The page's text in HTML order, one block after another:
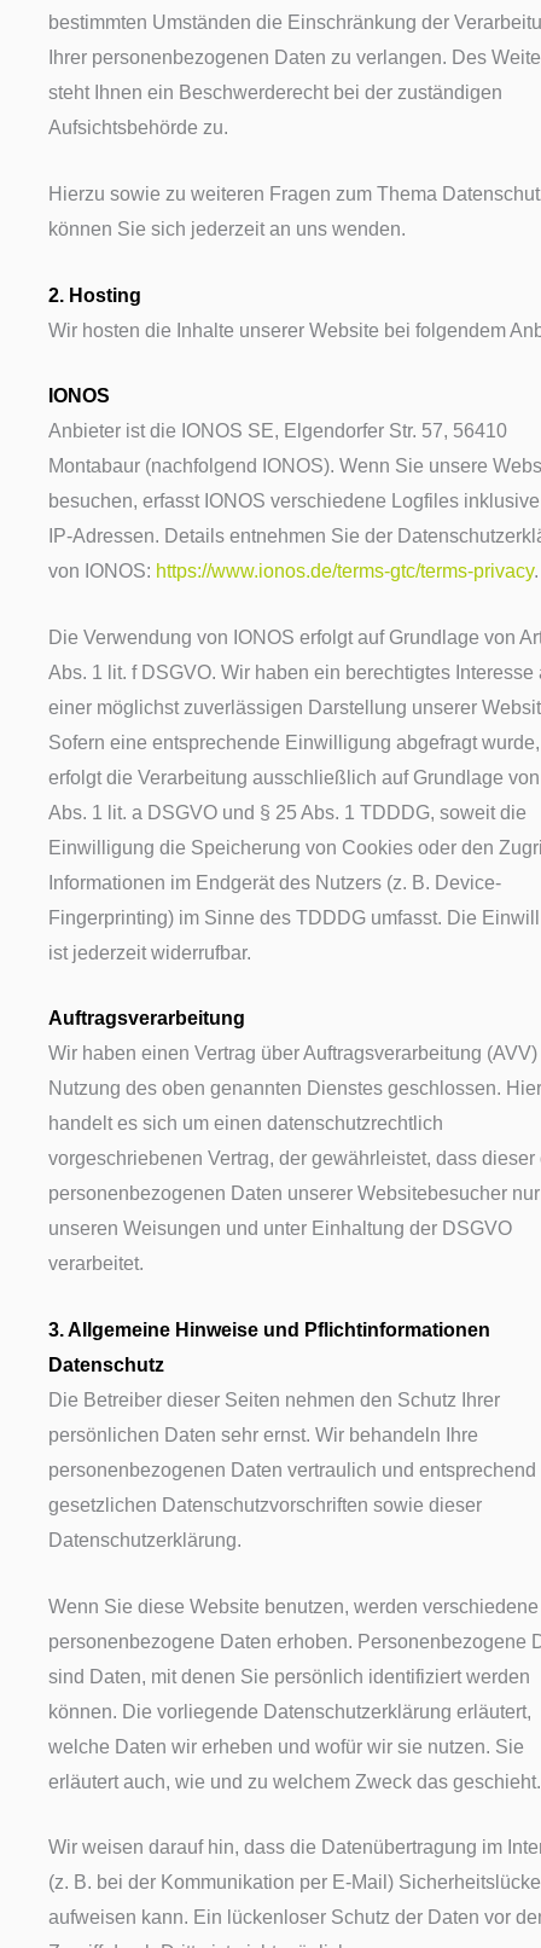
bestimmten Umständen die Einschränkung der
Ihrer personenbezogenen Daten zu verlangen. Des
steht Ihnen ein Beschwerderecht bei der zuständigen
Aufsichtsbehörde zu.
Hierzu sowie zu weiteren Fragen zum Thema
können Sie sich jederzeit an uns wenden.
2. Hosting
Wir hosten die Inhalte unserer Website bei folgendem
IONOS
Anbieter ist die IONOS SE, Elgendorfer Str. 57, 56410
Montabaur (nachfolgend IONOS). Wenn Sie unsere
besuchen, erfasst IONOS verschiedene Logfiles
IP-Adressen. Details entnehmen Sie der
von IONOS: https://www.ionos.de/terms-gtc/terms-privacy.
Die Verwendung von IONOS erfolgt auf Grundlage von
Abs. 1 lit. f DSGVO. Wir haben ein berechtigtes Interesse
einer möglichst zuverlässigen Darstellung unserer
Sofern eine entsprechende Einwilligung abgefragt wurde,
erfolgt die Verarbeitung ausschließlich auf Grundlage von
Abs. 1 lit. a DSGVO und § 25 Abs. 1 TDDDG, soweit die
Einwilligung die Speicherung von Cookies oder den
Informationen im Endgerät des Nutzers (z. B. Device-
Fingerprinting) im Sinne des TDDDG umfasst. Die
ist jederzeit widerrufbar.
Auftragsverarbeitung
Wir haben einen Vertrag über Auftragsverarbeitung (AVV)
Nutzung des oben genannten Dienstes geschlossen.
handelt es sich um einen datenschutzrechtlich
vorgeschriebenen Vertrag, der gewährleistet, dass dieser
personenbezogenen Daten unserer Websitebesucher
unseren Weisungen und unter Einhaltung der DSGVO
verarbeitet.
3. Allgemeine Hinweise und Pflicht­informationen
Datenschutz
Die Betreiber dieser Seiten nehmen den Schutz Ihrer
persönlichen Daten sehr ernst. Wir behandeln Ihre
personenbezogenen Daten vertraulich und entsprechend
gesetzlichen Datenschutzvorschriften sowie dieser
Datenschutzerklärung.
Wenn Sie diese Website benutzen, werden verschiedene
personenbezogene Daten erhoben. Personenbezogene
sind Daten, mit denen Sie persönlich identifiziert werden
können. Die vorliegende Datenschutzerklärung erläutert,
welche Daten wir erheben und wofür wir sie nutzen. Sie
erläutert auch, wie und zu welchem Zweck das geschieht.
Wir weisen darauf hin, dass die Datenübertragung im
(z. B. bei der Kommunikation per E-Mail)
aufweisen kann. Ein lückenloser Schutz der Daten vor